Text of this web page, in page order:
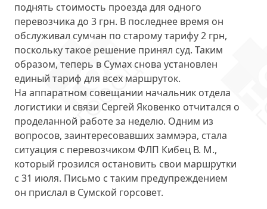
поднять стоимость проезда для одного
перевозчика до 3 грн. В последнее время он
обслуживал сумчан по старому тарифу 2 грн,
поскольку такое решение принял суд. Таким
образом, теперь в Сумах снова установлен
единый тариф для всех маршруток.
На аппаратном совещании начальник отдела
логистики и связи Сергей Яковенко отчитался о
проделанной работе за неделю. Одним из
вопросов, заинтересовавших заммэра, стала
ситуация с перевозчиком ФЛП Кибец В. М.,
который грозился остановить свои маршрутки
с 31 июля. Письмо с таким предупреждением
он прислал в Сумской горсовет.